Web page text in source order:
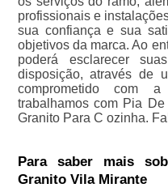
profissionais e
sua confiança e sua
objetivos da marca. Ao
poderá esclarecer
disposição, através de
comprometido com
trabalhamos com Pia
Granito Para C ozinha.
Para saber mais
Granito Vila Mirante